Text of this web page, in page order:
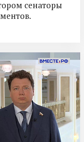
сенаторы